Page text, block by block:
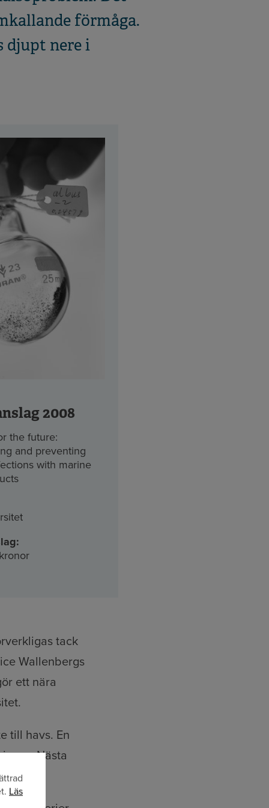
förmåga.
djupt nere i
2008
the future:
and preventing
with marine
tack
Wallenbergs
ett nära
till havs. En
Nästa
Läs